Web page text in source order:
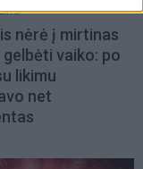
nėrė į mirtinas
gelbėti vaiko: po
likimu
net